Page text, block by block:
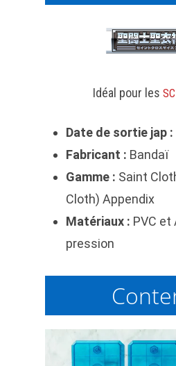
Idéal pour les
Date de sortie jap :
Fabricant : Bandaï
Gamme : Saint
Cloth) Appendix
Matériaux : PVC et
pression